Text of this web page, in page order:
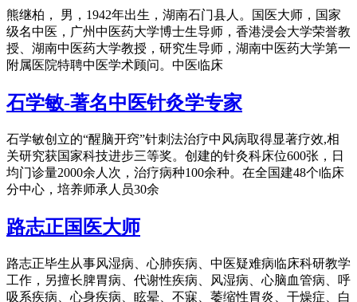
熊继柏， 男，1942年出生，湖南石门县人。国医大师，国家
级名中医，广州中医药大学博士生导师，香港浸会大学荣誉教
授、湖南中医药大学教授，研究生导师，湖南中医药大学第一
附属医院特聘中医学术顾问。中医临床
石学敏-著名中医针灸学专家
石学敏创立的“醒脑开窍”针刺法治疗中风病取得显著疗效,相
关研究获国家科技进步三等奖。创建的针灸科床位600张，日
均门诊量2000余人次，治疗病种100余种。在全国建48个临床
分中心，培养师承人员30余
路志正国医大师
路志正毕生从事风湿病、心肺疾病、中医疑难病临床科研教学
工作，另擅长脾胃病、代谢性疾病、风湿病、心脑血管病、呼
吸系疾病、心身疾病、眩晕、不寐、萎缩性胃炎、干燥症、白